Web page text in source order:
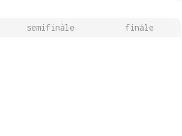
semifinále finále